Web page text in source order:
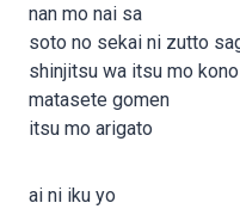
nan mo nai sa
soto no sekai ni zutto
shinjitsu wa itsu mo
matasete gomen
itsu mo arigato
ai ni iku yo